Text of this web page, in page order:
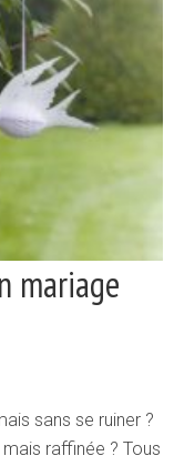
mariage
sans se ruiner ?
raffinée ? Tous